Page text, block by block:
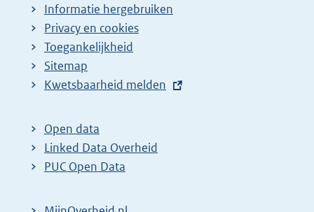
n
a
z
o
k
e
u
Informatie hergebruiken
Privacy en cookies
Toegankelijkheid
Sitemap
E
t
e
r
Kwetsbaarheid melden
Open data
Linked Data Overheid
PUC Open Data